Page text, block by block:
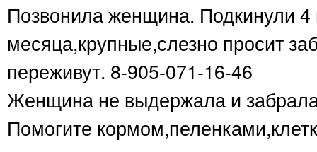
Позвонила женщина. Подкинули
месяца,крупные,слезно просит
переживут. 8-905-071-16-46
Женщина не выдержала и
Помогите